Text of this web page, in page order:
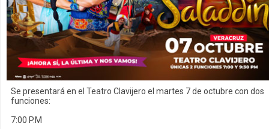
Se presentará en el Teatro Clavijero el martes 7 de octubre con dos
funciones:
7:00 P.M